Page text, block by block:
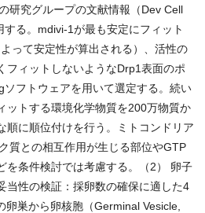
研究グループの文献情報（Dev Cell
る。mdivi-1が最も安定にフィット
って安定性が算出される）、活性の
フィットしないようなDrp1表面のポ
フトウェアを用いて選定する。続い
ットする環境化学物質を200万物質か
順に順位付けを行う。ミトコンドリア
質との相互作用が生じる部位やGTP
を条件検討では考慮する。（2） 卵子
当性の検証：採卵数の確保に適した4
巣から卵核胞（Germinal Vesicle,